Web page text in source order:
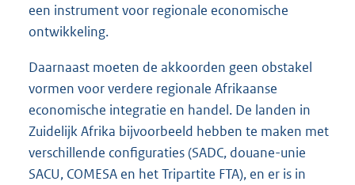
een instrument voor regionale economische
ontwikkeling.
Daarnaast moeten de akkoorden geen obstakel
vormen voor verdere regionale Afrikaanse
economische integratie en handel. De landen in
Zuidelijk Afrika bijvoorbeeld hebben te maken met
verschillende configuraties (SADC, douane-unie
SACU, COMESA en het Tripartite FTA), en er is in